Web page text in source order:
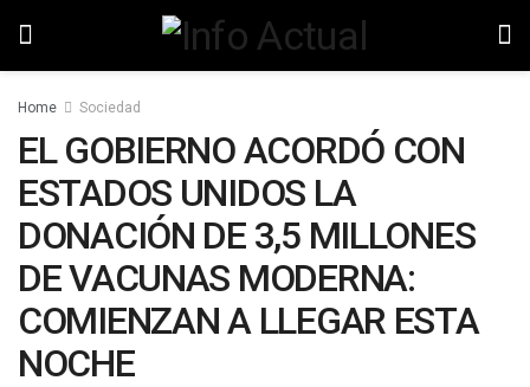
Home Sociedad
EL GOBIERNO ACORDÓ CON
ESTADOS UNIDOS LA
DONACIÓN DE 3,5 MILLONES
DE VACUNAS MODERNA:
COMIENZAN A LLEGAR ESTA
NOCHE